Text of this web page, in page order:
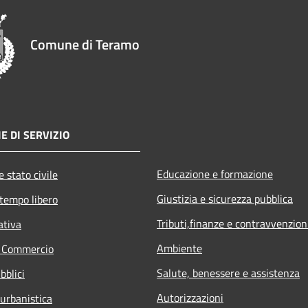
Comune di Teramo
DI SERVIZIO
stato civile
libero
Educazione e formazione
Giustizia e sicurezza pubblica
Tributi,finanze e
Ambiente
Salute, benessere e assistenza
Autorizzazioni